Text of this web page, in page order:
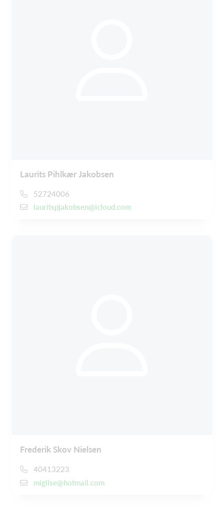
Laurits Pihlkær Jakobsen
52724006
lauritspjakobsen@icloud.com
Frederik Skov Nielsen
40413223
miglise@hotmail.com